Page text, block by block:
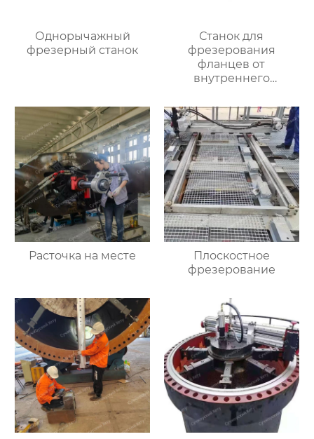
Однорычажный
фрезерный станок
Станок для
фрезерования
фланцев от
внутреннего
Расточка на месте
Плоскостное
фрезерование